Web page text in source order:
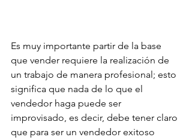
Es muy importante partir de la base
que vender requiere la realización de
un trabajo de manera profesional; esto
significa que nada de lo que el
vendedor haga puede ser
improvisado, es decir, debe tener claro
que para ser un vendedor exitoso